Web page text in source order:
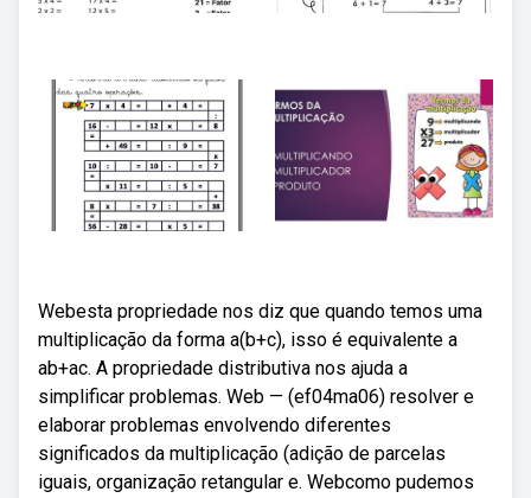
Webesta propriedade nos diz que quando temos uma
multiplicação da forma a(b+c), isso é equivalente a
ab+ac. A propriedade distributiva nos ajuda a
simplificar problemas. Web — (ef04ma06) resolver e
elaborar problemas envolvendo diferentes
significados da multiplicação (adição de parcelas
iguais, organização retangular e. Webcomo pudemos